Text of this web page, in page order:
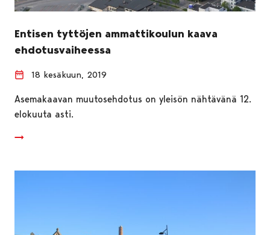
Entisen tyttöjen ammattikoulun kaava
ehdotusvaiheessa
18 kesäkuun, 2019
Asemakaavan muutosehdotus on yleisön nähtävänä 12.
elokuuta asti.